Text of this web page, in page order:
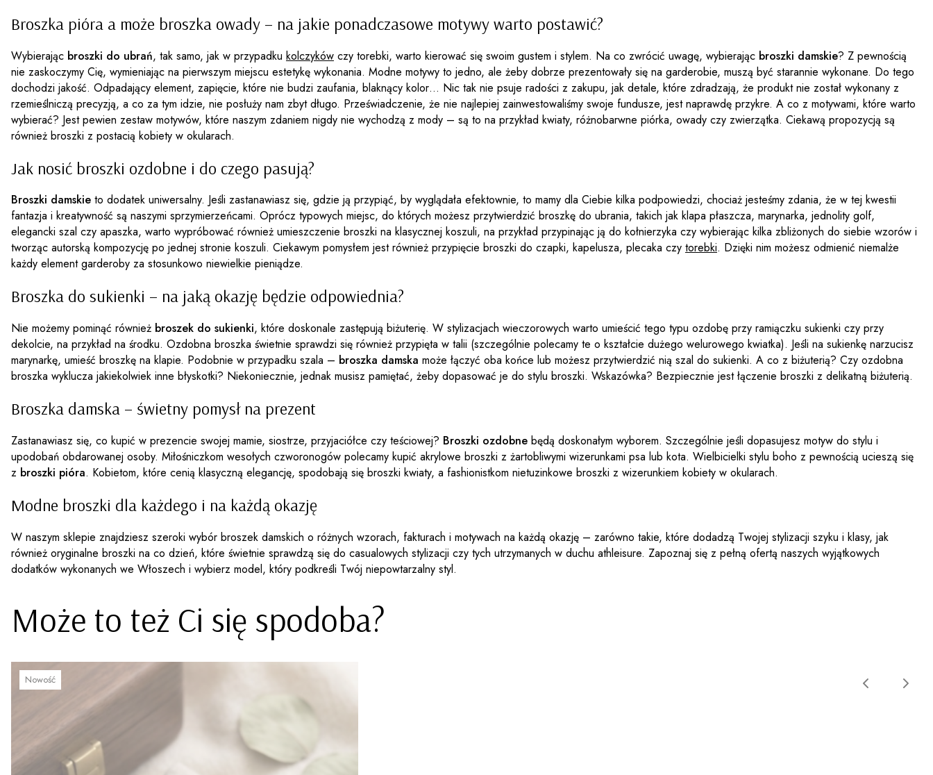
Broszka pióra a może broszka owady – na jakie ponadczasowe motywy warto postawić?
Wybierając broszki do ubrań, tak samo, jak w przypadku kolczyków czy torebki, warto kierować się swoim gustem i stylem. Na co zwrócić uwagę, wybierając broszki damskie? Z pewnością
nie zaskoczymy Cię, wymieniając na pierwszym miejscu estetykę wykonania. Modne motywy to jedno, ale żeby dobrze prezentowały się na garderobie, muszą być starannie wykonane. Do tego
dochodzi jakość. Odpadający element, zapięcie, które nie budzi zaufania, blaknący kolor… Nic tak nie psuje radości z zakupu, jak detale, które zdradzają, że produkt nie został wykonany z
rzemieślniczą precyzją, a co za tym idzie, nie posłuży nam zbyt długo. Przeświadczenie, że nie najlepiej zainwestowaliśmy swoje fundusze, jest naprawdę przykre. A co z motywami, które warto
wybierać? Jest pewien zestaw motywów, które naszym zdaniem nigdy nie wychodzą z mody – są to na przykład kwiaty, różnobarwne piórka, owady czy zwierzątka. Ciekawą propozycją są
również broszki z postacią kobiety w okularach.
Jak nosić broszki ozdobne i do czego pasują?
Broszki damskie to dodatek uniwersalny. Jeśli zastanawiasz się, gdzie ją przypiąć, by wyglądała efektownie, to mamy dla Ciebie kilka podpowiedzi, chociaż jesteśmy zdania, że w tej kwestii
fantazja i kreatywność są naszymi sprzymierzeńcami. Oprócz typowych miejsc, do których możesz przytwierdzić broszkę do ubrania, takich jak klapa płaszcza, marynarka, jednolity golf,
elegancki szal czy apaszka, warto wypróbować również umieszczenie broszki na klasycznej koszuli, na przykład przypinając ją do kołnierzyka czy wybierając kilka zbliżonych do siebie wzorów i
tworząc autorską kompozycję po jednej stronie koszuli. Ciekawym pomysłem jest również przypięcie broszki do czapki, kapelusza, plecaka czy torebki. Dzięki nim możesz odmienić niemalże
każdy element garderoby za stosunkowo niewielkie pieniądze.
Broszka do sukienki – na jaką okazję będzie odpowiednia?
Nie możemy pominąć również broszek do sukienki, które doskonale zastępują biżuterię. W stylizacjach wieczorowych warto umieścić tego typu ozdobę przy ramiączku sukienki czy przy
dekolcie, na przykład na środku. Ozdobna broszka świetnie sprawdzi się również przypięta w talii (szczególnie polecamy te o kształcie dużego welurowego kwiatka). Jeśli na sukienkę narzucisz
marynarkę, umieść broszkę na klapie. Podobnie w przypadku szala – broszka damska może łączyć oba końce lub możesz przytwierdzić nią szal do sukienki. A co z biżuterią? Czy ozdobna
broszka wyklucza jakiekolwiek inne błyskotki? Niekoniecznie, jednak musisz pamiętać, żeby dopasować je do stylu broszki. Wskazówka? Bezpiecznie jest łączenie broszki z delikatną biżuterią.
Broszka damska – świetny pomysł na prezent
Zastanawiasz się, co kupić w prezencie swojej mamie, siostrze, przyjaciółce czy teściowej? Broszki ozdobne będą doskonałym wyborem. Szczególnie jeśli dopasujesz motyw do stylu i
upodobań obdarowanej osoby. Miłośniczkom wesołych czworonogów polecamy kupić akrylowe broszki z żartobliwymi wizerunkami psa lub kota. Wielbicielki stylu boho z pewnością ucieszą się
z broszki pióra. Kobietom, które cenią klasyczną elegancję, spodobają się broszki kwiaty, a fashionistkom nietuzinkowe broszki z wizerunkiem kobiety w okularach.
Modne broszki dla każdego i na każdą okazję
W naszym sklepie znajdziesz szeroki wybór broszek damskich o różnych wzorach, fakturach i motywach na każdą okazję – zarówno takie, które dodadzą Twojej stylizacji szyku i klasy, jak
również oryginalne broszki na co dzień, które świetnie sprawdzą się do casualowych stylizacji czy tych utrzymanych w duchu athleisure. Zapoznaj się z pełną ofertą naszych wyjątkowych
dodatków wykonanych we Włoszech i wybierz model, który podkreśli Twój niepowtarzalny styl.
Może to też Ci się spodoba?
Nowość